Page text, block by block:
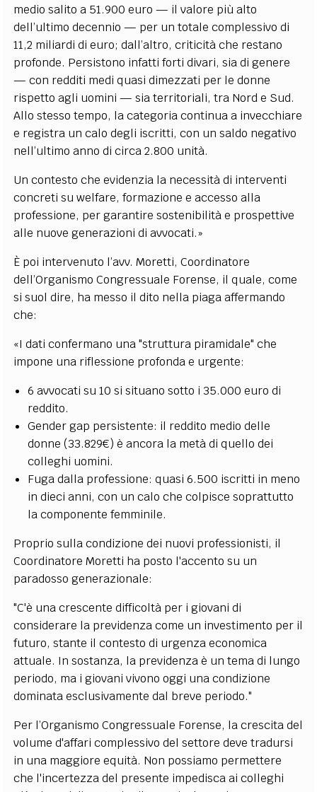
medio salito a 51.900 euro — il valore più alto
dell’ultimo decennio — per un totale complessivo di
11,2 miliardi di euro; dall’altro, criticità che restano
profonde. Persistono infatti forti divari, sia di genere
— con redditi medi quasi dimezzati per le donne
rispetto agli uomini — sia territoriali, tra Nord e Sud.
Allo stesso tempo, la categoria continua a invecchiare
e registra un calo degli iscritti, con un saldo negativo
nell’ultimo anno di circa 2.800 unità.
Un contesto che evidenzia la necessità di interventi
concreti su welfare, formazione e accesso alla
professione, per garantire sostenibilità e prospettive
alle nuove generazioni di avvocati.»
È poi intervenuto l’avv. Moretti, Coordinatore
dell’Organismo Congressuale Forense, il quale, come
si suol dire, ha messo il dito nella piaga affermando
che:
«I dati confermano una "struttura piramidale" che
impone una riflessione profonda e urgente:
6 avvocati su 10 si situano sotto i 35.000 euro di
reddito.
Gender gap persistente: il reddito medio delle
donne (33.829€) è ancora la metà di quello dei
colleghi uomini.
Fuga dalla professione: quasi 6.500 iscritti in meno
in dieci anni, con un calo che colpisce soprattutto
la componente femminile.
Proprio sulla condizione dei nuovi professionisti, il
Coordinatore Moretti ha posto l'accento su un
paradosso generazionale:
"C'è una crescente difficoltà per i giovani di
considerare la previdenza come un investimento per il
futuro, stante il contesto di urgenza economica
attuale. In sostanza, la previdenza è un tema di lungo
periodo, ma i giovani vivono oggi una condizione
dominata esclusivamente dal breve periodo."
Per l’Organismo Congressuale Forense, la crescita del
volume d'affari complessivo del settore deve tradursi
in una maggiore equità. Non possiamo permettere
che l'incertezza del presente impedisca ai colleghi